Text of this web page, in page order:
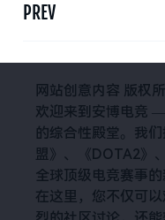
PREV
网站创意内容 版权
欢迎来到安博电竞
的综合性殿堂。我
盟》、《DOTA2》
全球顶级电竞赛事
在这里，您不仅可